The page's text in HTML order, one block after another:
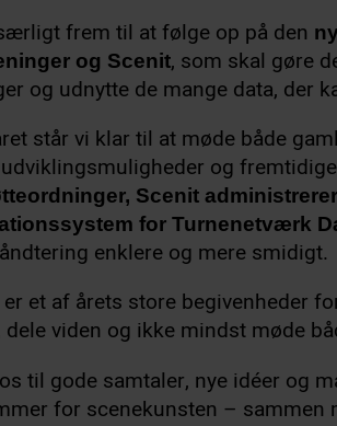
frem til at følge op på den
og Scenit, som skal gøre
og udnytte de mange data, der
står vi klar til at møde både
og
Scenit administrerer
for Turnenetværk
enklere og mere smidigt.
et af årets store begivenheder
viden og ikke mindst møde
til gode samtaler, nye idéer og
for scenekunsten – sammen